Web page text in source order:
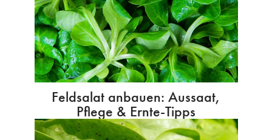
Feldsalat anbauen: Aussaat,
Pflege & Ernte-Tipps